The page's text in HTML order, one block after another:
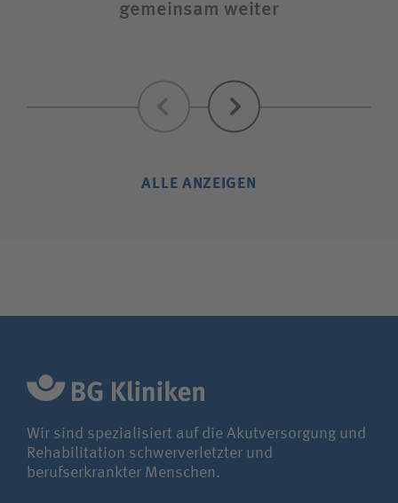
gemeinsam weiter
Zurück Weiter
ALLE ANZEIGEN
Wir sind spezialisiert auf die Akutversorgung und
Rehabilitation schwerverletzter und
berufserkrankter Menschen.